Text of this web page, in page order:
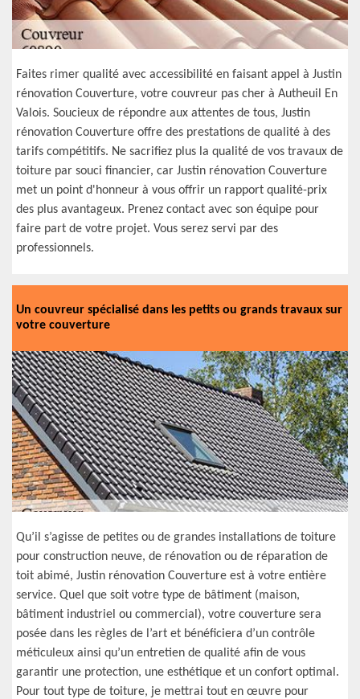
Faites rimer qualité avec accessibilité en faisant appel à Justin
rénovation Couverture, votre couvreur pas cher à Autheuil En
Valois. Soucieux de répondre aux attentes de tous, Justin
rénovation Couverture offre des prestations de qualité à des
tarifs compétitifs. Ne sacrifiez plus la qualité de vos travaux de
toiture par souci financier, car Justin rénovation Couverture
met un point d'honneur à vous offrir un rapport qualité-prix
des plus avantageux. Prenez contact avec son équipe pour
faire part de votre projet. Vous serez servi par des
professionnels.
Un couvreur spécialisé dans les petits ou grands travaux sur
votre couverture
Qu’il s’agisse de petites ou de grandes installations de toiture
pour construction neuve, de rénovation ou de réparation de
toit abimé, Justin rénovation Couverture est à votre entière
service. Quel que soit votre type de bâtiment (maison,
bâtiment industriel ou commercial), votre couverture sera
posée dans les règles de l’art et bénéficiera d’un contrôle
méticuleux ainsi qu’un entretien de qualité afin de vous
garantir une protection, une esthétique et un confort optimal.
Pour tout type de toiture, je mettrai tout en œuvre pour